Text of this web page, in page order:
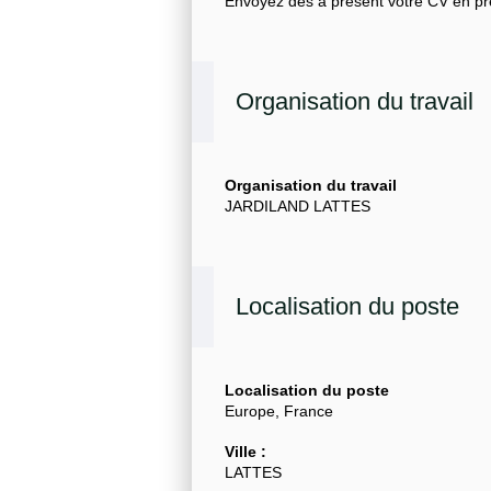
Organisation du travail
Organisation du travail
JARDILAND LATTES
Localisation du poste
Localisation du poste
Europe, France
Ville :
LATTES